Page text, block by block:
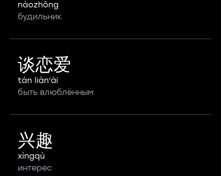
nàozhōng
будильник
谈恋爱
tán liàn'ài
быть влюблённым
兴趣
xìngqù
интерес